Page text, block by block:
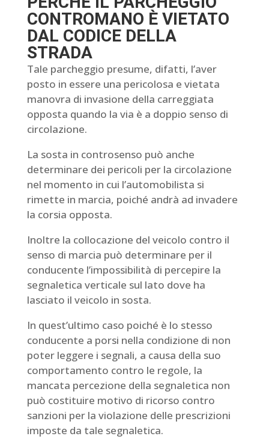
CONTROMANO È VIETATO
DAL CODICE DELLA
STRADA
Tale parcheggio presume, difatti, l’aver
posto in essere una pericolosa e vietata
manovra di invasione della carreggiata
opposta quando la via è a doppio senso di
circolazione.
La sosta in controsenso può anche
determinare dei pericoli per la circolazione
nel momento in cui l’automobilista si
rimette in marcia, poiché andrà ad invadere
la corsia opposta.
Inoltre la collocazione del veicolo contro il
senso di marcia può determinare per il
conducente l’impossibilità di percepire la
segnaletica verticale sul lato dove ha
lasciato il veicolo in sosta.
In quest’ultimo caso poiché è lo stesso
conducente a porsi nella condizione di non
poter leggere i segnali, a causa della suo
comportamento contro le regole, la
mancata percezione della segnaletica non
può costituire motivo di ricorso contro
sanzioni per la violazione delle prescrizioni
imposte da tale segnaletica.